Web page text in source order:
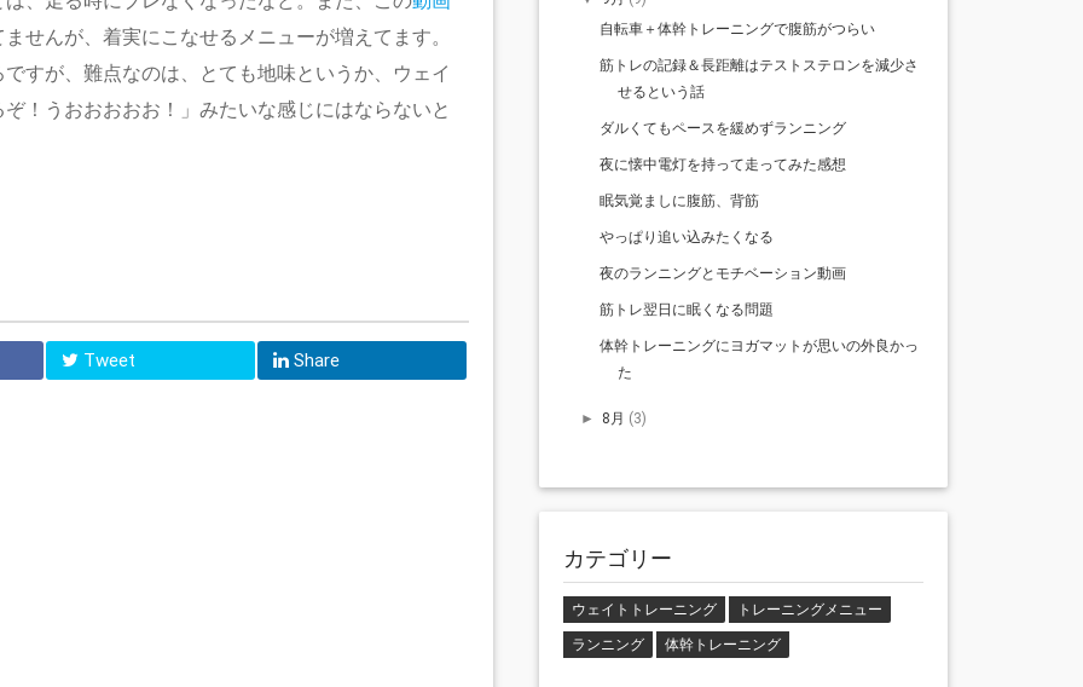
せんが、着実にこなせるメニューが増えてます。
すが、難点なのは、とても地味というか、ウェイ
！うおおおおお！」みたいな感じにはならないと
Tweet Share
自転車＋体幹トレーニングで腹筋がつらい
筋トレの記録＆長距離はテストステロンを減少さ
せるという話
ダルくてもペースを緩めずランニング
夜に懐中電灯を持って走ってみた感想
眠気覚ましに腹筋、背筋
やっぱり追い込みたくなる
夜のランニングとモチベーション動画
筋トレ翌日に眠くなる問題
体幹トレーニングにヨガマットが思いの外良かっ
た
► 8月 (3)
カテゴリー
ウェイトトレーニング
トレーニングメニュー
ランニング
体幹トレーニング